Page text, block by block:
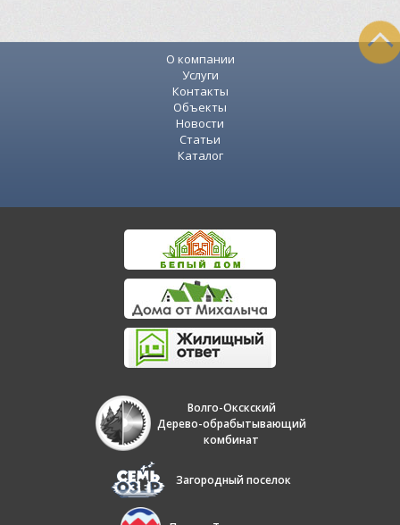
О компании
Услуги
Контакты
Объекты
Новости
Статьи
Каталог
Волго-Окскский
Дерево-обрабытывающий
комбинат
Загородный поселок